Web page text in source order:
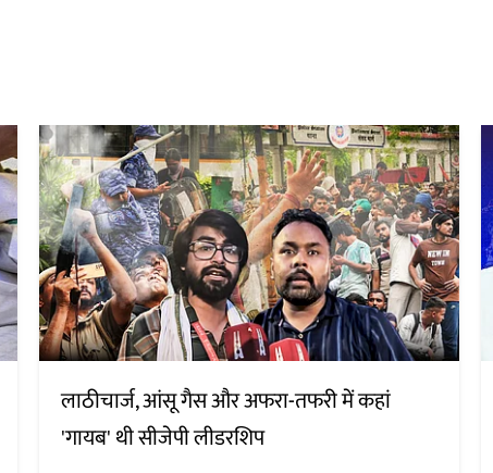
लाठीचार्ज, आंसू गैस और अफरा-तफरी में कहां
'गायब' थी सीजेपी लीडरशिप